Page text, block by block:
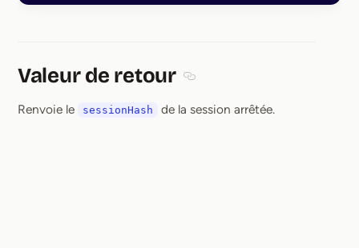
Valeur de retour
Renvoie le
sessionHash de la session arrêtée.